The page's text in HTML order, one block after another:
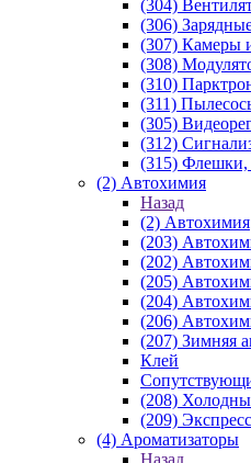
(304)
(306)
(307) Камеры
(308)
(310)
(311)
(305)
(312)
(315) Флешки,
(2) Автохимия
Назад
(2) Автохимия
(203)
(202)
(205)
(204)
(206)
(207) Зимняя
Клей
(208)
(209)
(4) Ароматизаторы
Назад